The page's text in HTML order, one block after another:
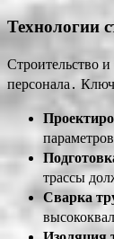
Технологии
Строительство
персонала․
трассы
Сварка